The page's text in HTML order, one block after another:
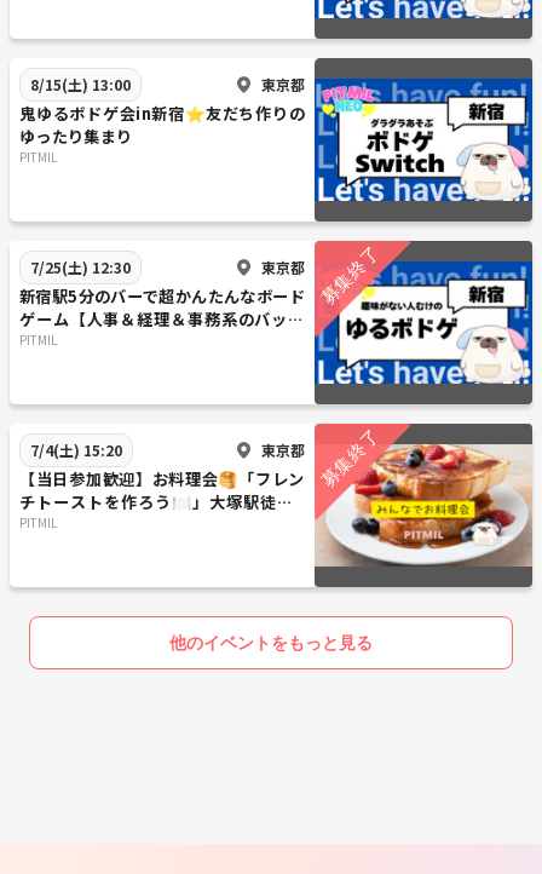
8/15(土) 13:00 東京都
鬼ゆるボドゲ会in新宿⭐友だち作りの
ゆったり集まり
PITMIL
7/25(土) 12:30 東京都
新宿駅5分のバーで超かんたんなボード
ゲーム【人事＆経理＆事務系のバック
オフィスのお仕事している人限定】
PITMIL
7/4(土) 15:20 東京都
【当日参加歓迎】お料理会🥞「フレン
チトーストを作ろう🍽️」大塚駅徒歩1
分おしゃれなお部屋『初参加大歓迎』
PITMIL
他のイベントをもっと見る